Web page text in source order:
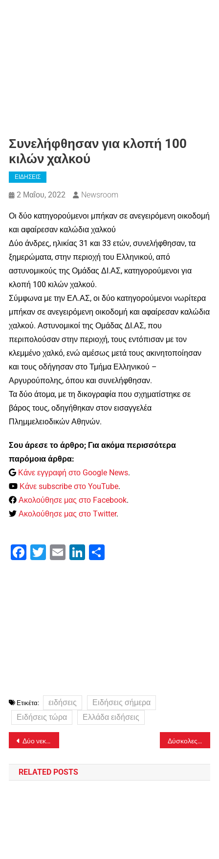
Συνελήφθησαν για κλοπή 100
κιλών χαλκού
ΕΙΔΗΣΕΙΣ
2 Μαΐου, 2022 Newsroom
Οι δύο κατηγορούμενοι μπήκαν σε ανεγειρόμενη οικοδομή
και αφαίρεσαν καλώδια χαλκού
Δύο άνδρες, ηλικίας 31 και 33 ετών, συνελήφθησαν, τα
ξημερώματα, στην περιοχή του Ελληνικού, από
αστυνομικούς της Ομάδας ΔΙ.ΑΣ, κατηγορούμενοι για
κλοπή 100 κιλών χαλκού.
Σύμφωνα με την ΕΛ.ΑΣ, οι δύο κατηγορούμενοι νωρίτερα
μπήκαν σε ανεγειρόμενη οικοδομή και αφαίρεσαν καλώδια
χαλκού. Αστυνομικοί της Ομάδας ΔΙ.ΑΣ, που
περιπολούσαν στην περιοχή, τους εντόπισαν με τον
κλεμμένο χαλκό, ενώ αμέσως μετά τους ακινητοποίησαν
και τους οδήγησαν στο Τμήμα Ελληνικού –
Αργυρούπολης, όπου και συνελήφθησαν.
Τα δύο άτομα, με τη δικογραφία που σχηματίστηκε σε
βάρος τους, οδηγήθηκαν στον εισαγγελέα
Πλημμελειοδικών Αθηνών.
Σου άρεσε το άρθρο; Για ακόμα περισσότερα
παρόμοια άρθρα:
Κάνε εγγραφή στο Google News.
Κάνε subscribe στο YouTube.
Ακολούθησε μας στο Facebook.
Ακολούθησε μας στο Twitter.
Facebook
Twitter Email LinkedIn
Ετικέτα: ειδήσεις
Ειδήσεις σήμερα
Ειδήσεις τώρα
Ελλάδα ειδήσεις
Πλοήγηση
άρθρων
Δύο νεκροί σε τροχαία στη Μαγνησία το διήμερο της Πρωτομαγιάς Δύσκολες ώρες για τον Αργύρη Ντινόπουλο: Πέθανε ο γιος του
RELATED POSTS